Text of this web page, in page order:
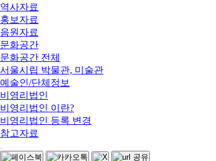
역사자료
홍보자료
음원자료
문화공간
문화공간 전체
서울시립 박물관, 미술관
예술인/단체정보
비영리법인
비영리법인 이란?
비영리법인 등록 변경
참고자료